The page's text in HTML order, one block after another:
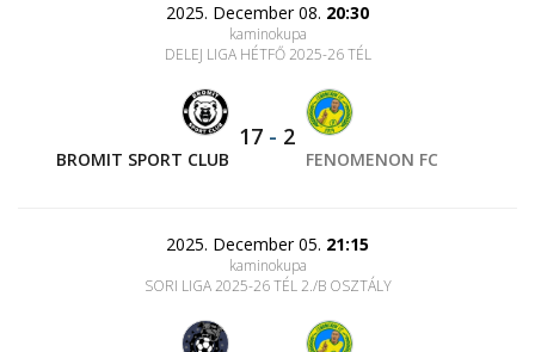
2025. December 08. 20:30
kaminokupa
DELEJ LIGA HÉTFŐ 2025-26 TÉL
BROMIT SPORT CLUB
17 - 2
FENOMENON FC
2025. December 05. 21:15
kaminokupa
SORI LIGA 2025-26 TÉL 2./B OSZTÁLY